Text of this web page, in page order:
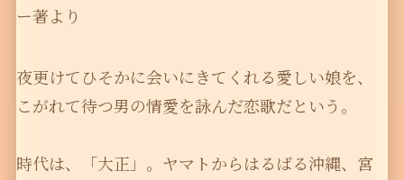
ー著より
夜更けてひそかに会いにきてくれる愛しい娘を、
こがれて待つ男の情愛を詠んだ恋歌だという。
時代は、「大正」。ヤマトからはるばる沖縄、宮